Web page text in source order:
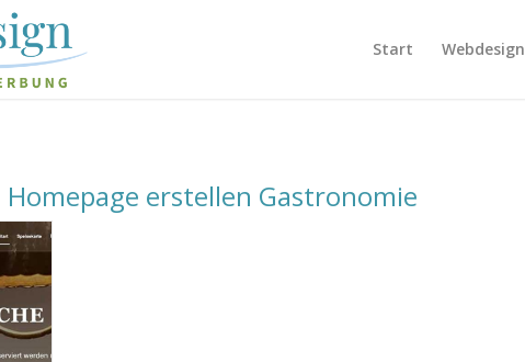
Start Webdesign
Homepage erstellen Gastronomie